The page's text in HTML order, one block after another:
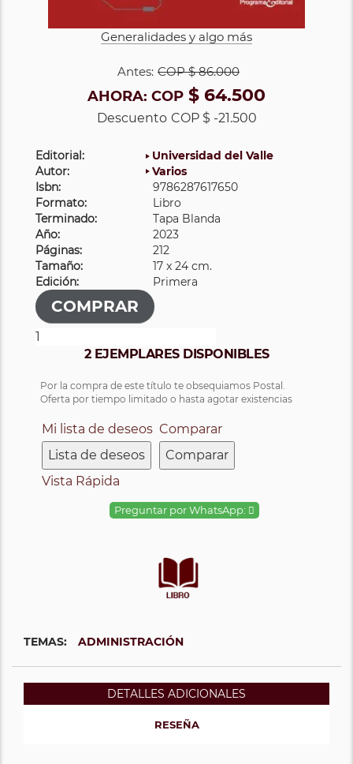
Generalidades y algo más
Antes: COP$ 86.000
AHORA: COP $ 64.500
Descuento COP $ -21.500
Editorial:
Universidad del Valle
Autor:
Varios
Isbn:
9786287617650
Formato:
Libro
Terminado:
Tapa Blanda
Año:
2023
Páginas:
212
Tamaño:
17 x 24 cm.
Edición:
Primera
2 EJEMPLARES DISPONIBLES
Por la compra de este título te obsequiamos Postal.
Oferta por tiempo limitado o hasta agotar existencias
Mi lista de deseos
Lista de deseos
Comparar
Comparar
Vista Rápida
Preguntar por WhatsApp:
TEMAS: ADMINISTRACIÓN
DETALLES ADICIONALES
RESEÑA